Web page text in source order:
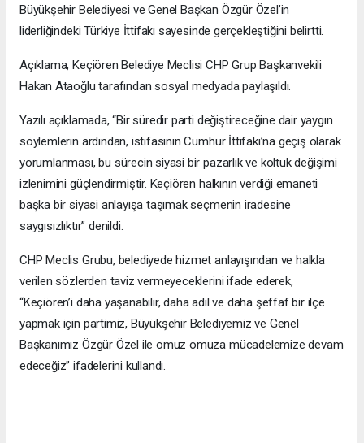
Büyükşehir Belediyesi ve Genel Başkan Özgür Özel’in
liderliğindeki Türkiye İttifakı sayesinde gerçekleştiğini belirtti.
Açıklama, Keçiören Belediye Meclisi CHP Grup Başkanvekili
Hakan Ataoğlu tarafından sosyal medyada paylaşıldı.
Yazılı açıklamada, “Bir süredir parti değiştireceğine dair yaygın
söylemlerin ardından, istifasının Cumhur İttifakı’na geçiş olarak
yorumlanması, bu sürecin siyasi bir pazarlık ve koltuk değişimi
izlenimini güçlendirmiştir. Keçiören halkının verdiği emaneti
başka bir siyasi anlayışa taşımak seçmenin iradesine
saygısızlıktır” denildi.
CHP Meclis Grubu, belediyede hizmet anlayışından ve halkla
verilen sözlerden taviz vermeyeceklerini ifade ederek,
“Keçiören’i daha yaşanabilir, daha adil ve daha şeffaf bir ilçe
yapmak için partimiz, Büyükşehir Belediyemiz ve Genel
Başkanımız Özgür Özel ile omuz omuza mücadelemize devam
edeceğiz” ifadelerini kullandı.